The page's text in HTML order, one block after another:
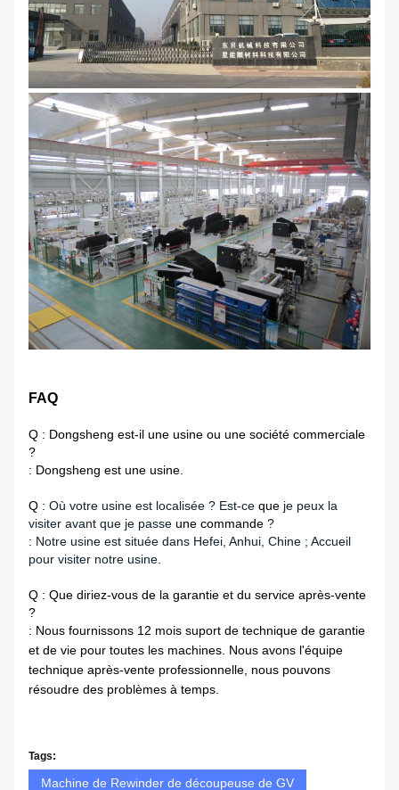
FAQ
Q : Dongsheng est-il une usine ou une société commerciale
?
: Dongsheng est une usine.
Q : Où votre usine est localisée ? Est-ce que je peux la
visiter avant que je passe une commande ?
: Notre usine est située dans Hefei, Anhui, Chine ; Accueil
pour visiter notre usine.
Q : Que diriez-vous de la garantie et du service après-vente
?
: Nous fournissons 12 mois suport de technique de garantie
et de vie pour toutes les machines. Nous avons l'équipe
technique après-vente professionnelle, nous pouvons
résoudre des problèmes à temps.
Tags:
Machine de Rewinder de découpeuse de GV